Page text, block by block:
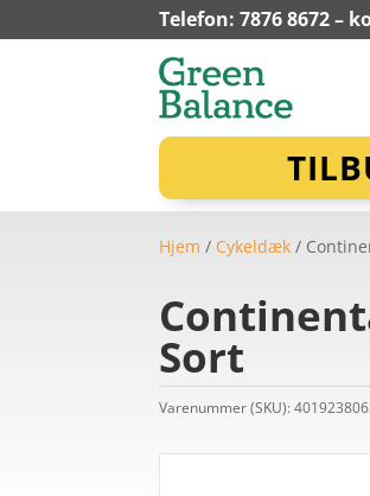
Telefon: 7876 8672 –
Hjem / Cykeldæk /
Sort
Varenummer (SKU):